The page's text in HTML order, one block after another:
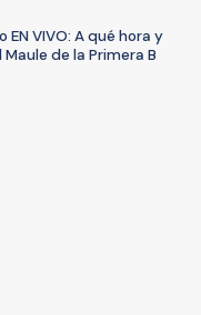
EN VIVO: A qué hora y
de la Primera B